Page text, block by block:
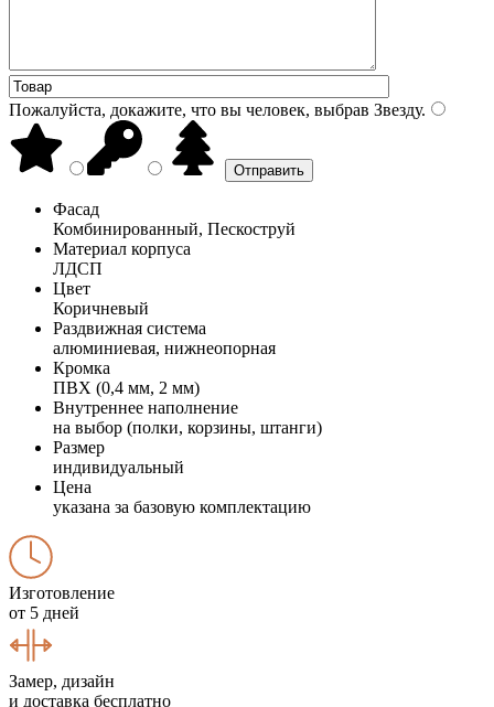
Пожалуйста, докажите, что вы человек, выбрав Звезду.
Фасад
Комбинированный, Пескоструй
Материал корпуса
ЛДСП
Цвет
Коричневый
Раздвижная система
алюминиевая, нижнеопорная
Кромка
ПВХ (0,4 мм, 2 мм)
Внутреннее наполнение
на выбор (полки, корзины, штанги)
Размер
индивидуальный
Цена
указана за базовую комплектацию
Изготовление
от 5 дней
Замер, дизайн
и доставка бесплатно